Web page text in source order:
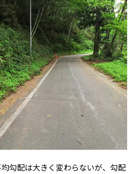
勾配は大きく変わらないが、勾配